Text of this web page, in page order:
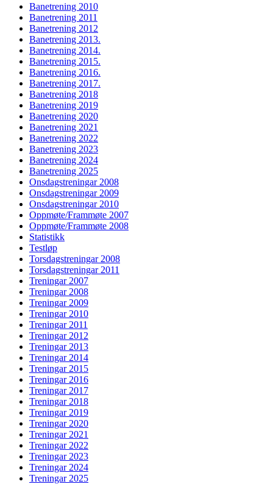
Banetrening 2010
Banetrening 2011
Banetrening 2012
Banetrening 2013.
Banetrening 2014.
Banetrening 2015.
Banetrening 2016.
Banetrening 2017.
Banetrening 2018
Banetrening 2019
Banetrening 2020
Banetrening 2021
Banetrening 2022
Banetrening 2023
Banetrening 2024
Banetrening 2025
Onsdagstreningar 2008
Onsdagstreningar 2009
Onsdagstreningar 2010
Oppmøte/Frammøte 2007
Oppmøte/Frammøte 2008
Statistikk
Testløp
Torsdagstreningar 2008
Torsdagstreningar 2011
Treningar 2007
Treningar 2008
Treningar 2009
Treningar 2010
Treningar 2011
Treningar 2012
Treningar 2013
Treningar 2014
Treningar 2015
Treningar 2016
Treningar 2017
Treningar 2018
Treningar 2019
Treningar 2020
Treningar 2021
Treningar 2022
Treningar 2023
Treningar 2024
Treningar 2025